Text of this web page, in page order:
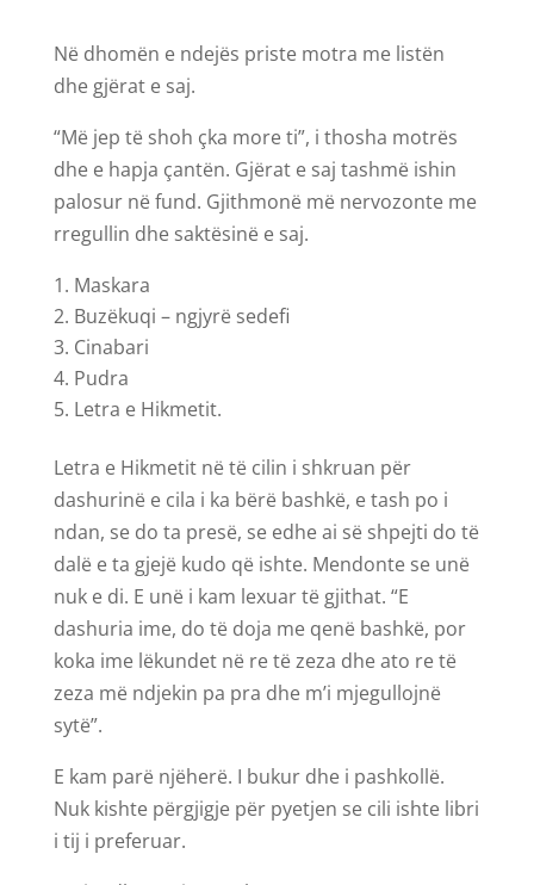
Në dhomën e ndejës priste motra me listën
dhe gjërat e saj.
“Më jep të shoh çka more ti”, i thosha motrës
dhe e hapja çantën. Gjërat e saj tashmë ishin
palosur në fund. Gjithmonë më nervozonte me
rregullin dhe saktësinë e saj.
Maskara
Buzëkuqi – ngjyrë sedefi
Cinabari
Pudra
Letra e Hikmetit.
Letra e Hikmetit në të cilin i shkruan për
dashurinë e cila i ka bërë bashkë, e tash po i
ndan, se do ta presë, se edhe ai së shpejti do të
dalë e ta gjejë kudo që ishte. Mendonte se unë
nuk e di. E unë i kam lexuar të gjithat. “E
dashuria ime, do të doja me qenë bashkë, por
koka ime lëkundet në re të zeza dhe ato re të
zeza më ndjekin pa pra dhe m’i mjegullojnë
sytë”.
E kam parë njëherë. I bukur dhe i pashkollë.
Nuk kishte përgjigje për pyetjen se cili ishte libri
i tij i preferuar.